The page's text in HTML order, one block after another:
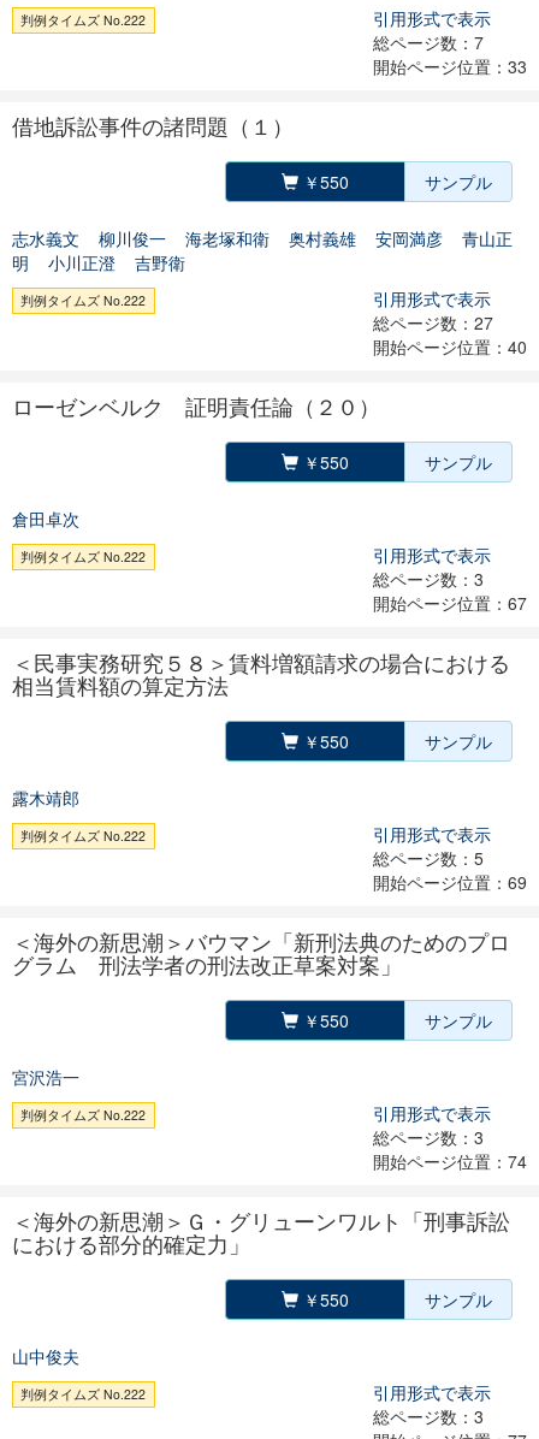
判例タイムズ No.222
引用形式で表示
総ページ数：7
開始ページ位置：33
借地訴訟事件の諸問題（１）
￥550 サンプル
志水義文 柳川俊一 海老塚和衛 奥村義雄 安岡満彦
青山正
明
小川正澄 吉野衛
判例タイムズ No.222
引用形式で表示
総ページ数：27
開始ページ位置：40
ローゼンベルク 証明責任論（２０）
￥550 サンプル
倉田卓次
判例タイムズ No.222
引用形式で表示
総ページ数：3
開始ページ位置：67
＜民事実務研究５８＞賃料増額請求の場合における
相当賃料額の算定方法
￥550 サンプル
露木靖郎
判例タイムズ No.222
引用形式で表示
総ページ数：5
開始ページ位置：69
＜海外の新思潮＞バウマン「新刑法典のためのプロ
グラム 刑法学者の刑法改正草案対案」
￥550 サンプル
宮沢浩一
判例タイムズ No.222
引用形式で表示
総ページ数：3
開始ページ位置：74
＜海外の新思潮＞Ｇ・グリューンワルト「刑事訴訟
における部分的確定力」
￥550 サンプル
山中俊夫
判例タイムズ No.222
引用形式で表示
総ページ数：3